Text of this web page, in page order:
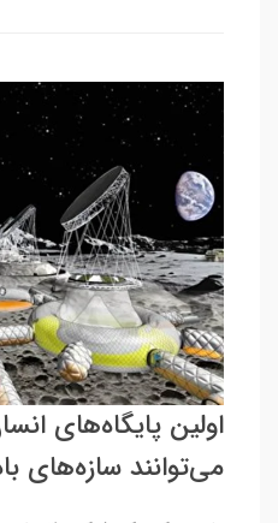
اولین پایگاه‌های
می‌توانند سازه‌های